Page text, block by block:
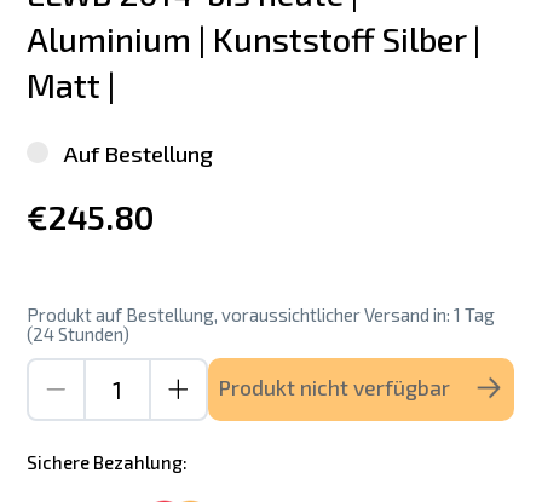
Aluminium | Kunststoff Silber |
Matt |
Auf Bestellung
€245.80
Produkt auf Bestellung, voraussichtlicher Versand in: 1 Tag
(24 Stunden)
Produkt nicht verfügbar
Sichere Bezahlung: